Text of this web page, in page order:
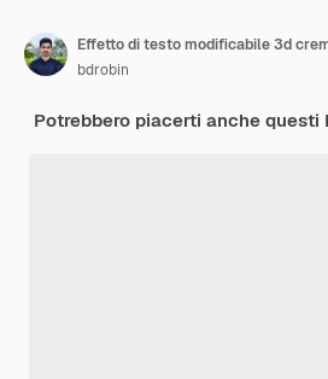
bdrobin
Potrebbero piacerti anche questi